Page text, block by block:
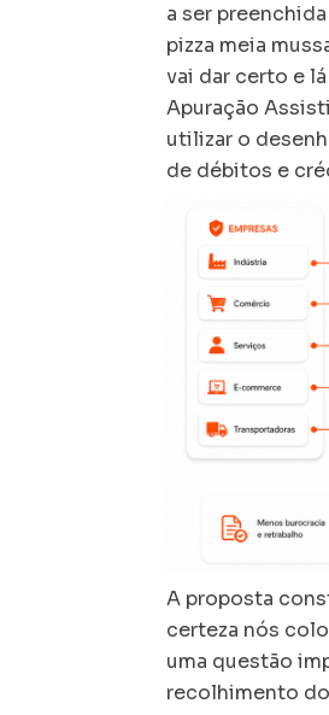
a ser
pizza meia
vai dar certo e
Apuração
utilizar o
de débitos e
A proposta
certeza nós
uma questão
recolhimento